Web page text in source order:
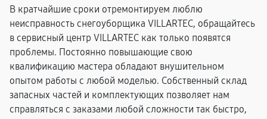
В кратчайшие сроки отремонтируем люблю
неисправность снегоуборщика VILLARTEC, обращайтесь
в сервисный центр VILLARTEC как только появятся
проблемы. Постоянно повышающие свою
квалификацию мастера обладают внушительном
опытом работы с любой моделью. Собственный склад
запасных частей и комплектующих позволяет нам
справляться с заказами любой сложности так быстро,